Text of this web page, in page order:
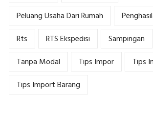
Peluang Usaha Dari Rumah
Rts
RTS Ekspedisi
Sampingan
Tanpa Modal
Tips Impor
Tips
Tips Import Barang